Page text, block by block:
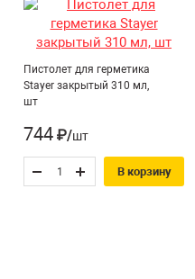
Пистолет для герметика
Stayer закрытый 310 мл,
шт
744 ₽/шт
В корзину